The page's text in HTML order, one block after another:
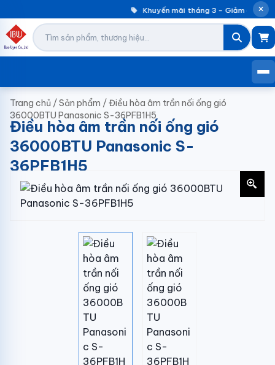
Khuyến mãi tháng 3 – Giảm đến
Trang chủ /Sản phẩm /Điều hòa âm trần nối ống gió
36000BTU Panasonic S-36PFB1H5
Điều hòa âm trần nối ống gió
36000BTU Panasonic S-
36PFB1H5